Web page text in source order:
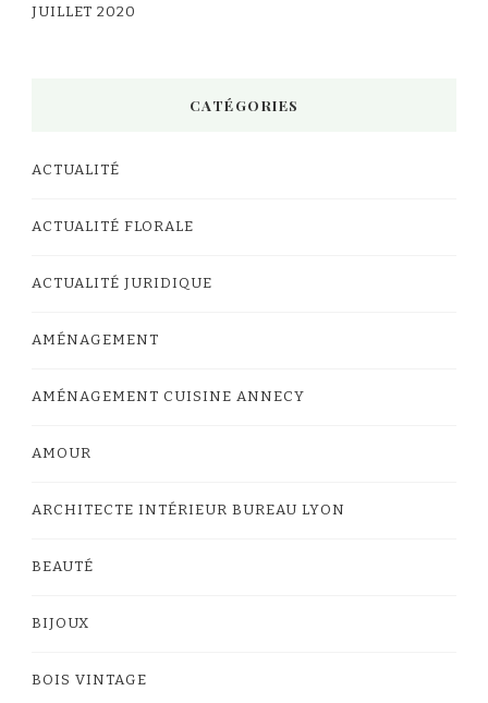
JUILLET 2020
CATÉGORIES
ACTUALITÉ
ACTUALITÉ FLORALE
ACTUALITÉ JURIDIQUE
AMÉNAGEMENT
AMÉNAGEMENT CUISINE ANNECY
AMOUR
ARCHITECTE INTÉRIEUR BUREAU LYON
BEAUTÉ
BIJOUX
BOIS VINTAGE